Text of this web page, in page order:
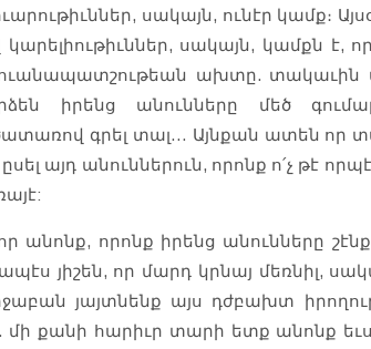
սակայն, ունէր կամք։
կարելիութիւններ, սակայն, կամքն է,
ախտը. տակաւին
իրենց անունները մեծ
գրել տալ… Այնքան ատեն որ
ըսել այդ անուններուն, որոնք ո՛չ թէ
անոնք, որոնք իրենց անունները
յիշեն, որ մարդ կրնայ մեռնիլ,
յայտնենք այս դժբախտ
մի քանի հարիւր տարի ետք անոնք